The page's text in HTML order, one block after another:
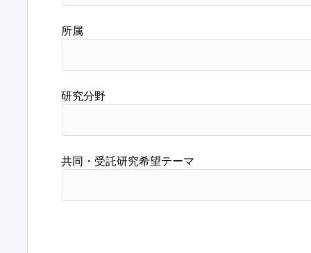
所属
研究分野
共同・受託研究希望テーマ